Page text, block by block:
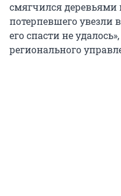
смягчился деревьями
потерпевшего увезли
его спасти не
регионального